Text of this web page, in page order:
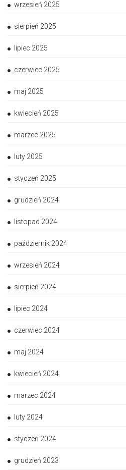
wrzesień 2025
sierpień 2025
lipiec 2025
czerwiec 2025
maj 2025
kwiecień 2025
marzec 2025
luty 2025
styczeń 2025
grudzień 2024
listopad 2024
październik 2024
wrzesień 2024
sierpień 2024
lipiec 2024
czerwiec 2024
maj 2024
kwiecień 2024
marzec 2024
luty 2024
styczeń 2024
grudzień 2023